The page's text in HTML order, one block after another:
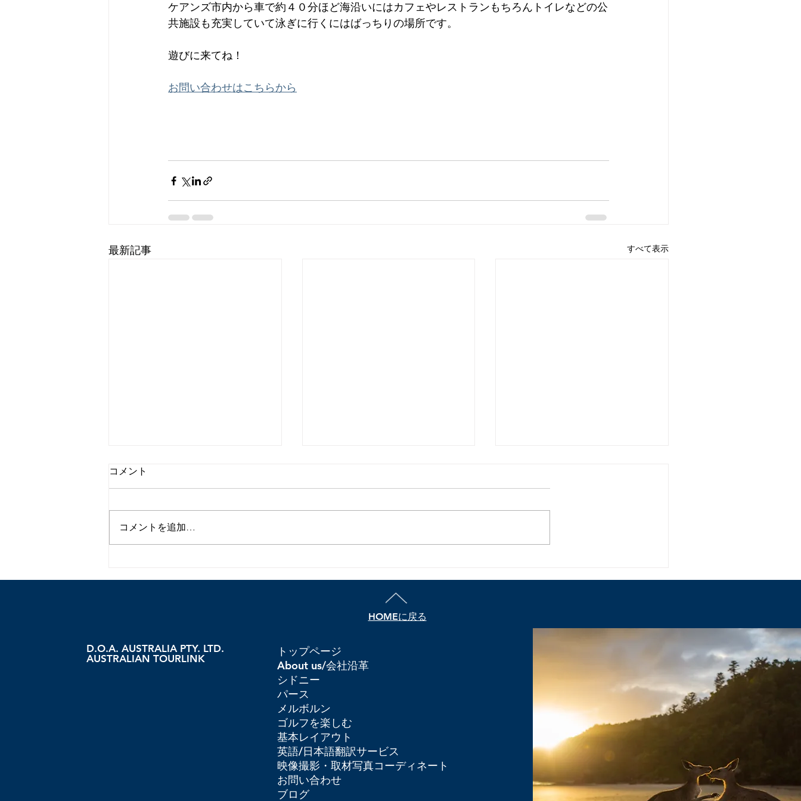
ケアンズ市内から車で約４０分ほど海沿いにはカフェやレストランもちろんトイレなどの公
共施設も充実していて泳ぎに行くにはばっちりの場所です。
遊びに来てね！
お問い合わせはこちらから
最新記事 すべて表示
ード･フェスティバル
シドニー・オペラハウス
コメント
コメントを追加…
HOMEに戻る
D.O.A. AUSTRALIA PTY. LTD.
AUSTRALIAN TOURLINK
トップページ
About us/会社沿革
シドニー
パース
メルボルン
ゴルフを楽しむ
基本レイアウト
英語/日本語翻訳サービス
映像撮影・取材写真コーディネート
お問い合わせ
ブログ